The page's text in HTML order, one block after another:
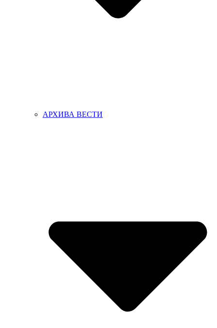
АРХИВА ВЕСТИ